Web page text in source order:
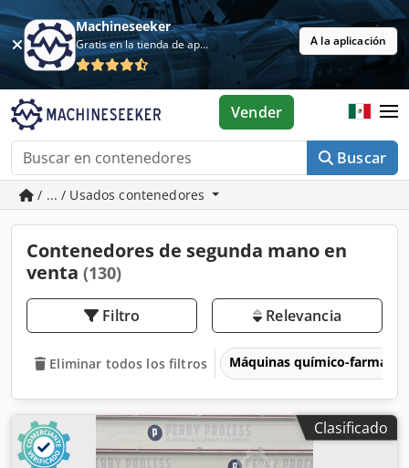
Machineseeker
Gratis en la tienda de aplicaciones A la aplicación
Buscar
Vender
/ ... / Usados contenedores
Contenedores de segunda mano en
venta (130)
Filtro Relevancia
Eliminar todos los filtros Máquinas químico-
Clasificado